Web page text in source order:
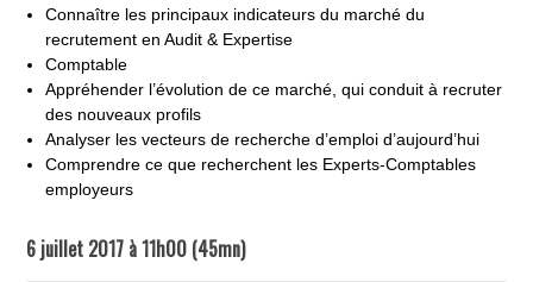
Connaître les principaux indicateurs du marché du
recrutement en Audit & Expertise
Comptable
Appréhender l’évolution de ce marché, qui conduit à recruter
des nouveaux profils
Analyser les vecteurs de recherche d’emploi d’aujourd’hui
Comprendre ce que recherchent les Experts-Comptables
employeurs
6 juillet 2017 à 11h00 (45mn)